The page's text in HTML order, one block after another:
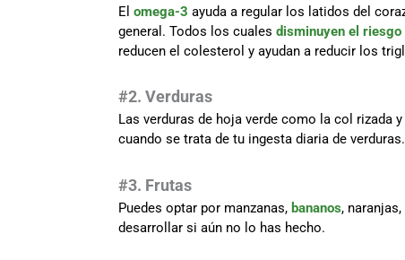
El omega-3 ayuda a regular los latidos del
general. Todos los cuales disminuyen el riesgo
reducen el colesterol y ayudan a reducir los
#2. Verduras
Las verduras de hoja verde como la col rizada
cuando se trata de tu ingesta diaria de
#3. Frutas
Puedes optar por manzanas, bananos,
desarrollar si aún no lo has hecho.